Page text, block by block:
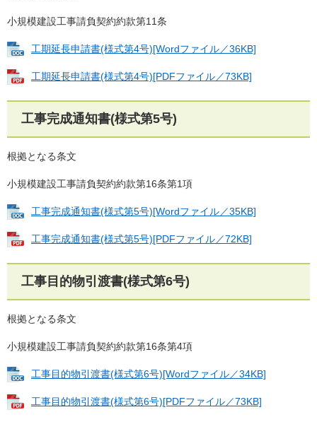
小規模建設工事請負契約約款第11条
工期延長申請書(様式第4号)[Wordファイル／36KB]
工期延長申請書(様式第4号)[PDFファイル／73KB]
工事完成通知書(様式第5号)
根拠となる条文
小規模建設工事請負契約約款第16条第1項
工事完成通知書(様式第5号)[Wordファイル／35KB]
工事完成通知書(様式第5号)[PDFファイル／72KB]
工事目的物引渡書(様式第6号)
根拠となる条文
小規模建設工事請負契約約款第16条第4項
工事目的物引渡書(様式第6号)[Wordファイル／34KB]
工事目的物引渡書(様式第6号)[PDFファイル／73KB]